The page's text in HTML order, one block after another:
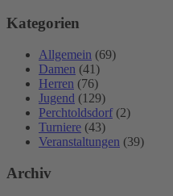
Kategorien
Allgemein (69)
Damen (41)
Herren (76)
Jugend (129)
Perchtoldsdorf (2)
Turniere (43)
Veranstaltungen (39)
Archiv